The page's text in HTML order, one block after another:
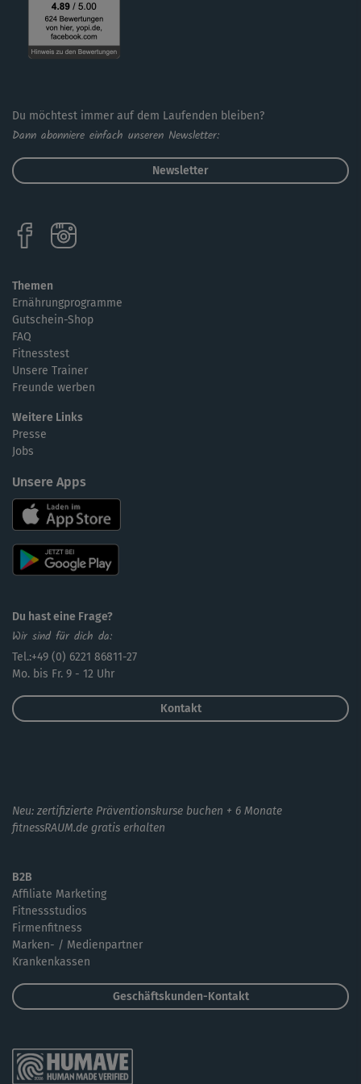
kannst du durch den Einsatz von Kurzhanteln (oder
kleinen Wasserflaschen) noch weiter intensivieren.
wird.
Du möchtest immer auf dem Laufenden bleiben?
Dann abonniere einfach unseren Newsletter:
Newsletter
Themen
Ernährungprogramme
Gutschein-Shop
FAQ
Fitnesstest
Unsere Trainer
Freunde werben
Weitere Links
Presse
Jobs
Unsere Apps
Du hast eine Frage?
Wir sind für dich da:
Tel.:+49 (0) 6221 86811-27
Mo. bis Fr. 9 - 12 Uhr
Kontakt
Neu: zertifizierte Präventionskurse buchen + 6 Monate
fitnessRAUM.de gratis erhalten
B2B
Affiliate Marketing
Fitnessstudios
Firmenfitness
Marken- / Medienpartner
Krankenkassen
Geschäftskunden-Kontakt